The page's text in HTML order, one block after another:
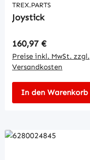
TREX.PARTS
Joystick
Regulärer Preis:
160,97 €
Preise inkl. MwSt. zzgl.
Versandkosten
In den Warenkorb